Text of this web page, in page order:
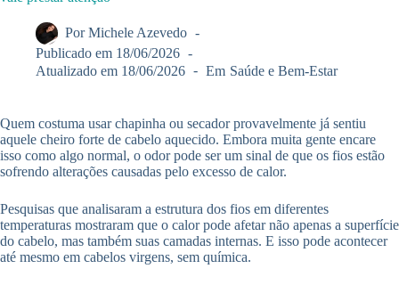
Por Michele Azevedo
Publicado em 18/06/2026
Atualizado em 18/06/2026 Em Saúde e Bem-Estar
Quem costuma usar chapinha ou secador provavelmente já sentiu
aquele cheiro forte de cabelo aquecido. Embora muita gente encare
isso como algo normal, o odor pode ser um sinal de que os fios estão
sofrendo alterações causadas pelo excesso de calor.
Pesquisas que analisaram a estrutura dos fios em diferentes
temperaturas mostraram que o calor pode afetar não apenas a superfície
do cabelo, mas também suas camadas internas. E isso pode acontecer
até mesmo em cabelos virgens, sem química.